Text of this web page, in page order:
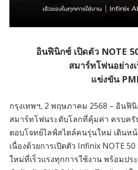
อินฟินิกซ์ เปิดตัว NOTE
สมาร์ทโฟนอย่าง
แข่งขัน
กรุงเทพฯ, 2 พฤษภาคม 2568 – อินฟิ
สมาร์ทโฟนระดับโลกที่คุ้มค่า ครบครั
ตอบโจทย์ไลฟ์สไตล์คนรุ่นใหม่ เดินห
เนื่องด้วยการเปิดตัว Infinix NOTE
ใหม่ที่เร็วแรงทุกการใช้งาน พร้อมป